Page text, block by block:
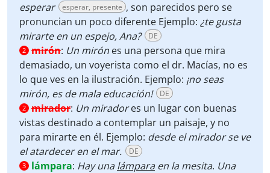
esperar
esperar, presente , son parecidos pero se
pronuncian un poco diferente Ejemplo: ¿te gusta
mirarte en un espejo, Ana?
DE
2 mirón: Un mirón es una persona que mira
demasiado, un voyerista como el dr. Macías, no es
lo que ves en la ilustración. Ejemplo: ¡no seas
mirón, es de mala educación!
DE
2 mirador: Un miradores un lugar con buenas
vistas destinado a contemplar un paisaje, y no
para mirarte en él. Ejemplo: desde el mirador se ve
el atardecer en el mar.
DE
3 lámpara: Hay unalámparaen la mesita. Una